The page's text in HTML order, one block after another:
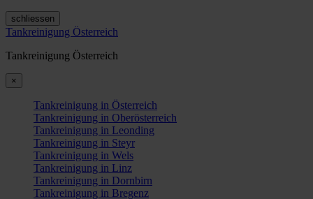
schliessen
Tankreinigung Österreich
Tankreinigung Österreich
×
Tankreinigung in Österreich
Tankreinigung in Oberösterreich
Tankreinigung in Leonding
Tankreinigung in Steyr
Tankreinigung in Wels
Tankreinigung in Linz
Tankreinigung in Dornbirn
Tankreinigung in Bregenz